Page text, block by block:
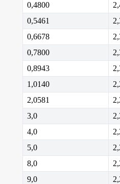
0,4800
0,5461
0,6678
0,7800
0,8943
1,0140
2,0581
3,0
4,0
5,0
8,0
9,0